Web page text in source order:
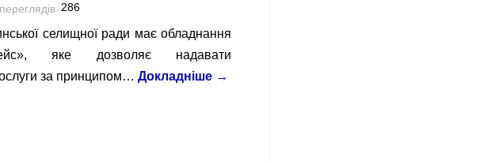
286
селищної ради має обладнання
яке дозволяє надавати
за принципом… Докладніше →